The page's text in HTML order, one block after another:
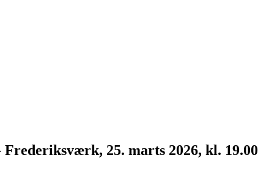
Frederiksværk, 25. marts 2026, kl. 19.00